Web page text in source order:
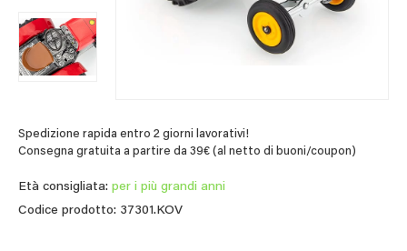
Spedizione rapida entro 2 giorni lavorativi!
Consegna gratuita a partire da 39€ (al netto di buoni/coupon)
Età consigliata: per i più grandi anni
Codice prodotto: 37301.KOV